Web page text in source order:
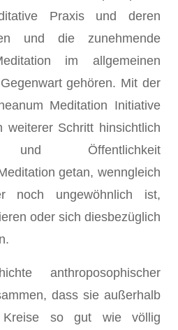
Praxis und deren
und die zunehmende
im allgemeinen
gehören. Mit der
Meditation Initiative
weiterer Schritt hinsichtlich
und Öffentlichkeit
getan, wenngleich
noch ungewöhnlich ist,
oder sich diesbezüglich
anthroposophischer
dass sie außerhalb
Kreise so gut wie völlig